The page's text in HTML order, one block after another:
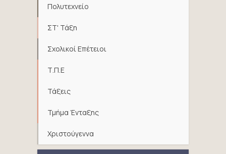
Πολυτεχνείο
ΣΤ' Τάξη
Σχολικοί Επέτειοι
Τ.Π.Ε
Τάξεις
Τμήμα Ένταξης
Χριστούγεννα